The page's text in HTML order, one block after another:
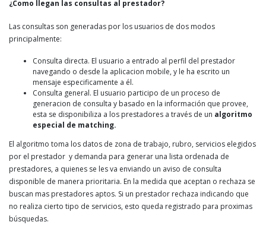
¿Como llegan las consultas al prestador?
Las consultas son generadas por los usuarios de dos modos
principalmente:
Consulta directa. El usuario a entrado al perfil del prestador
navegando o desde la aplicacion mobile, y le ha escrito un
mensaje especificamente a él.
Consulta general. El usuario participo de un proceso de
generacion de consulta y basado en la información que provee,
esta se disponibiliza a los prestadores a través de un algoritmo
especial de matching.
El algoritmo toma los datos de zona de trabajo, rubro, servicios elegidos
por el prestador y demanda para generar una lista ordenada de
prestadores, a quienes se les va enviando un aviso de consulta
disponible de manera prioritaria. En la medida que aceptan o rechaza se
buscan mas prestadores aptos. Si un prestador rechaza indicando que
no realiza cierto tipo de servicios, esto queda registrado para proximas
búsquedas.